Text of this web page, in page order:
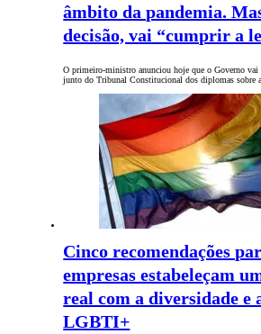
âmbito da pandemia.
decisão, vai “cumprir a
O primeiro-ministro anunciou hoje que o Governo vai
junto do Tribunal Constitucional dos diplomas sobre
Cinco recomendações
empresas estabeleçam
real com a diversidade e
LGBTI+